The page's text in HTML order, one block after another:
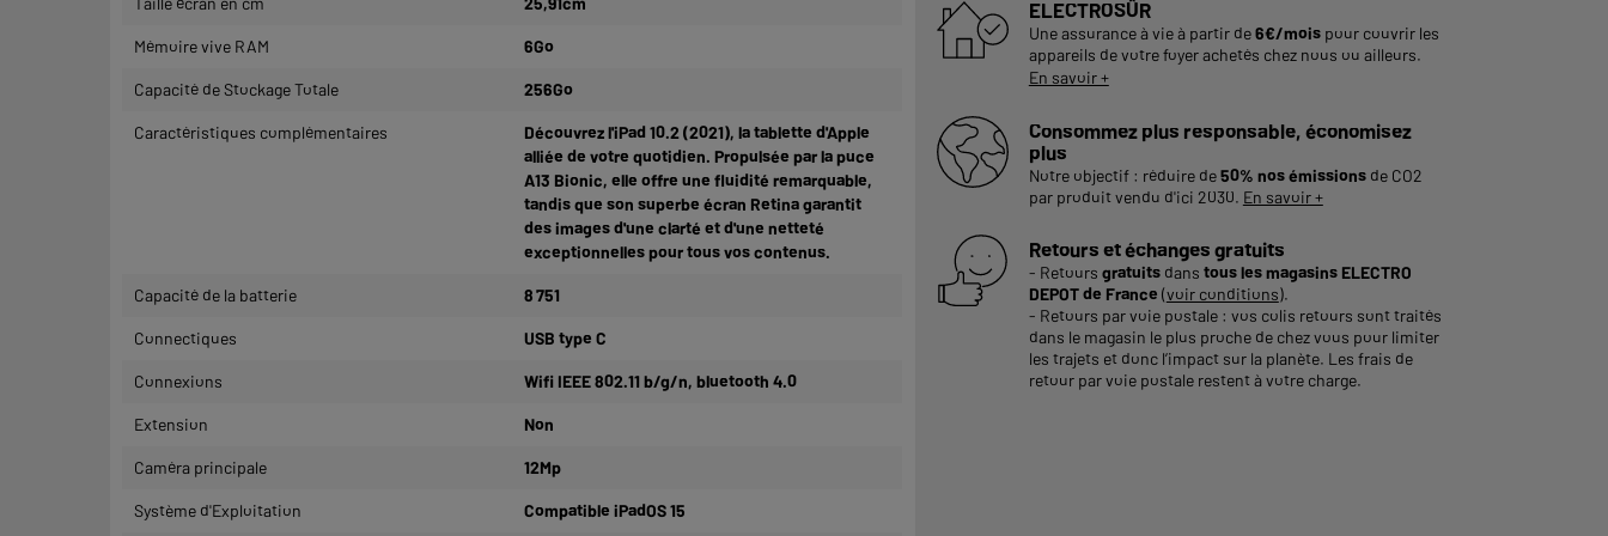
ELECTROSÛR
Une assurance à vie à partir de6€/moispour couvrir les
appareils de votre foyer achetés chez nous ou ailleurs.
En savoir +
Consommez plus responsable, économisez
plus
Notre objectif : réduire de50% nos émissionsde CO2
par produit vendu d'ici 2030. En savoir +
Retours et échanges gratuits
- Retours gratuitsdans tous les magasins ELECTRO
DEPOT de France (voir conditions).
- Retours par voie postale : vos colis retours sont traités
dans le magasin le plus proche de chez vous pour limiter
les trajets et donc l’impact sur la planète. Les frais de
retour par voie postale restent à votre charge.
Mémoire vive RAM 6Go
Capacité de Stockage Totale 256Go
Caractéristiques complémentaires
Découvrez l'iPad 10.2 (2021), la tablette d'Apple
alliée de votre quotidien. Propulsée par la puce
A13 Bionic, elle offre une fluidité remarquable,
tandis que son superbe écran Retina garantit
des images d'une clarté et d'une netteté
exceptionnelles pour tous vos contenus.
Capacité de la batterie 8 751
Connectiques USB type C
Connexions Wifi IEEE 802.11 b/g/n, bluetooth 4.0
Extension Non
Caméra principale 12Mp
Système d'Exploitation Compatible iPadOS 15